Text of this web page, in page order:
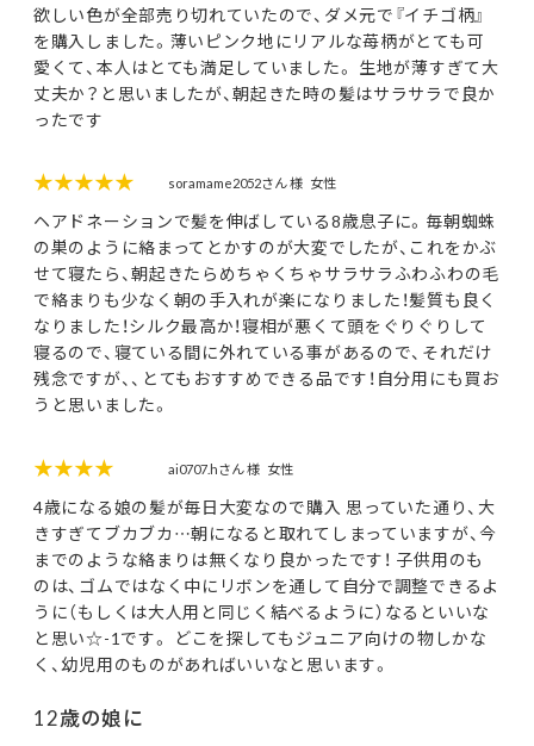
欲しい色が全部売り切れていたので、ダメ元で『イチゴ柄』
を購入しました。薄いピンク地にリアルな苺柄がとても可
愛くて、本人はとても満足していました。 生地が薄すぎて大
丈夫か？と思いましたが、朝起きた時の髪はサラサラで良か
ったです
★★★★★ soramame2052さん 様 女性
ヘアドネーションで髪を伸ばしている8歳息子に。毎朝蜘蛛
の巣のように絡まってとかすのが大変でしたが、これをかぶ
せて寝たら、朝起きたらめちゃくちゃサラサラふわふわの毛
で絡まりも少なく朝の手入れが楽になりました！髪質も良く
なりました！シルク最高か！寝相が悪くて頭をぐりぐりして
寝るので、寝ている間に外れている事があるので、それだけ
残念ですが、、とてもおすすめできる品です！自分用にも買お
うと思いました。
★★★★ ai0707.hさん 様 女性
4歳になる娘の髪が毎日大変なので購入 思っていた通り、大
きすぎてブカブカ…朝になると取れてしまっていますが、今
までのような絡まりは無くなり良かったです！ 子供用のも
のは、ゴムではなく中にリボンを通して自分で調整できるよ
うに（もしくは大人用と同じく結べるように）なるといいな
と思い☆-1です。 どこを探してもジュニア向けの物しかな
く、幼児用のものがあればいいなと思います。
12歳の娘に